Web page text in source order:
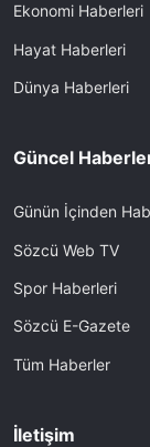
Ekonomi Haberleri
Hayat Haberleri
Dünya Haberleri
Güncel
Günün İçinden
Sözcü Web TV
Spor Haberleri
Sözcü E-Gazete
Tüm Haberler
İletişim